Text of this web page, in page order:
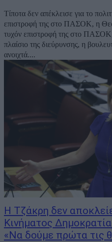
Τίποτα δεν απέκλεισε για το
επιστροφή της στο ΠΑΣΟΚ, η
τυχόν επιστροφή της στο
πλαίσιο της διεύρυνσης, η
ανοιχτά....
H Τζάκρη δεν
Κινήματος
«Να δούμε πρώτα τις